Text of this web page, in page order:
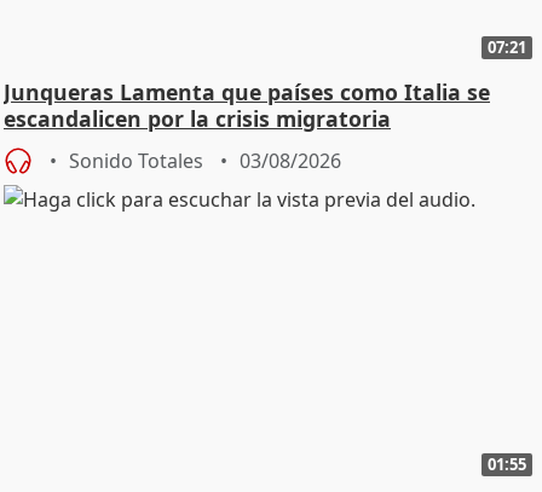
07:21
Junqueras Lamenta que países como Italia se
escandalicen por la crisis migratoria
Sonido Totales 03/08/2026
01:55